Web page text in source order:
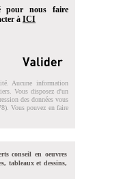
pour nous faire
à ICI
Aucune information
Vous disposez d'un
des données vous
Vous pouvez en faire
conseil en oeuvres
tableaux et dessins,